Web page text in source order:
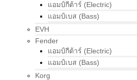
แอมป์กีต้าร์ (Electric)
แอมป์เบส (Bass)
EVH
Fender
แอมป์กีต้าร์ (Electric)
แอมป์เบส (Bass)
Korg